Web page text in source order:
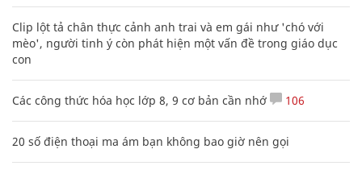
Clip lột tả chân thực cảnh anh trai và em gái như 'chó với
mèo', người tinh ý còn phát hiện một vấn đề trong giáo dục
con
Các công thức hóa học lớp 8, 9 cơ bản cần nhớ 106
20 số điện thoại ma ám bạn không bao giờ nên gọi